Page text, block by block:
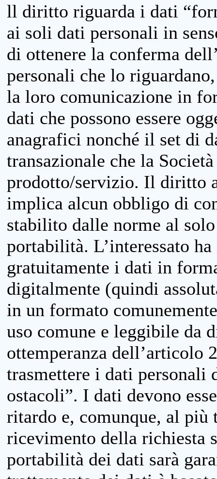
ll diritto riguarda i dati
ai soli dati personali in
di ottenere la conferma
personali che lo
la loro comunicazione in
dati che possono essere
anagrafici nonché il set di
transazionale che la
prodotto/servizio. Il diritto
implica alcun obbligo di
stabilito dalle norme al
portabilità. L’interessato
gratuitamente i dati in
digitalmente (quindi
in un formato
uso comune e leggibile da
ottemperanza dell’articolo
trasmettere i dati personali
ostacoli”. I dati devono
ritardo e, comunque, al più
ricevimento della richiesta
portabilità dei dati sarà